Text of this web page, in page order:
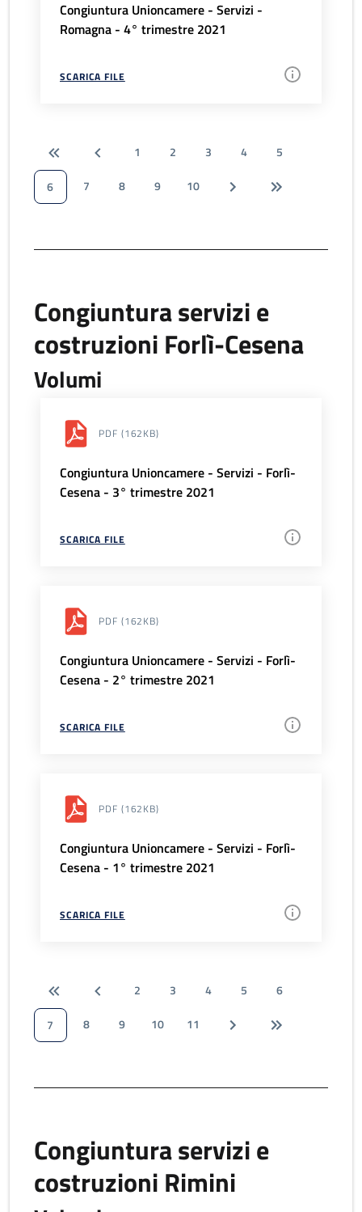
Congiuntura Unioncamere - Servizi -
Romagna - 4° trimestre 2021
SCARICA FILE
1 2 3 4
5
6
7 8 9 10
Congiuntura servizi e
costruzioni Forlì-Cesena
Volumi
PDF (162KB)
Congiuntura Unioncamere - Servizi - Forlì-
Cesena - 3° trimestre 2021
SCARICA FILE
PDF (162KB)
Congiuntura Unioncamere - Servizi - Forlì-
Cesena - 2° trimestre 2021
SCARICA FILE
PDF (162KB)
Congiuntura Unioncamere - Servizi - Forlì-
Cesena - 1° trimestre 2021
SCARICA FILE
2 3 4 5
6
7
8 9 10 11
Congiuntura servizi e
costruzioni Rimini